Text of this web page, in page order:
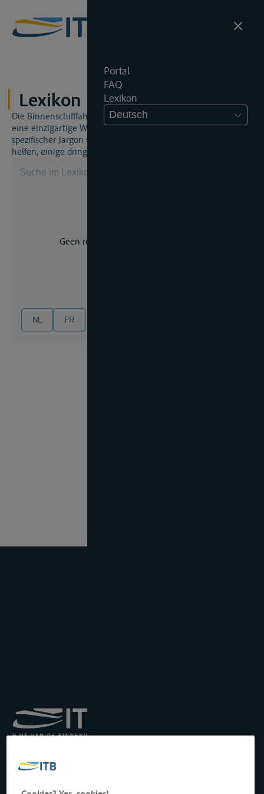
Portal
FAQ
Lexikon
Deutsch
Lexikon
Die Binnenschifffahrt und das Binnenschifffahrtsrecht sind
eine einzigartige Welt. Dies bedeutet, dass häufig ein
spezifischer Jargon verwendet wird. Dieses Lexikon wird Ihnen
helfen, einige dringend benötigte Begriffe zu beherrschen.
Geen resultaat voor uw zoekopdracht.
NL FR
Transport auf der
Drukpersstraat 19